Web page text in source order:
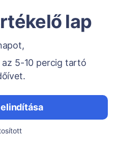
lap
5-10 percig tartó